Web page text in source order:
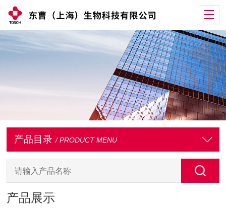
产品目录 / PRODUCT MENU
产品展示